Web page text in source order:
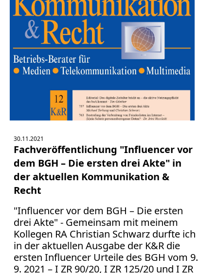
30.11.2021
Fachveröffentlichung "Influencer vor
dem BGH – Die ersten drei Akte" in
der aktuellen Kommunikation &
Recht
"Influencer vor dem BGH – Die ersten
drei Akte" - Gemeinsam mit meinem
Kollegen RA Christian Schwarz durfte ich
in der aktuellen Ausgabe der K&R die
ersten Influencer Urteile des BGH vom 9.
9. 2021 – I ZR 90/20, I ZR 125/20 und I ZR